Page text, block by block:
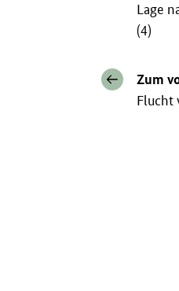
Lage
(4)
Zum
Flucht